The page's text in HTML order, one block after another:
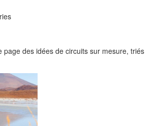
page des idées de circuits sur mesure, triés